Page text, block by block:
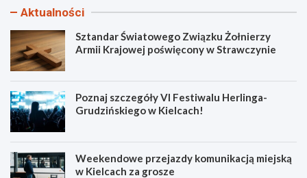
Aktualności
Sztandar Światowego Związku Żołnierzy
Armii Krajowej poświęcony w Strawczynie
Poznaj szczegóły VI Festiwalu Herlinga-
Grudzińskiego w Kielcach!
Weekendowe przejazdy komunikacją miejską
w Kielcach za grosze